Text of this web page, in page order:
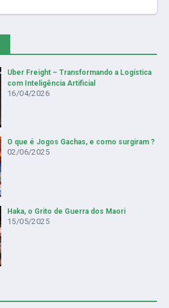
Uber Freight – Transformando a Logística
com Inteligência Artificial
16/04/2026
O que é Jogos Gachas, e como surgiram ?
02/06/2025
Haka, o Grito de Guerra dos Maori
15/05/2025